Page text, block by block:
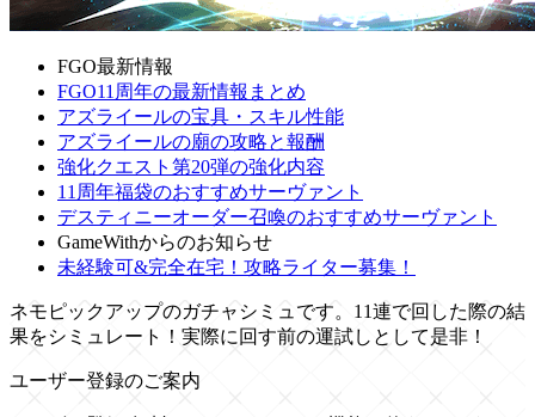
FGO最新情報
FGO11周年の最新情報まとめ
アズライールの宝具・スキル性能
アズライールの廟の攻略と報酬
強化クエスト第20弾の強化内容
11周年福袋のおすすめサーヴァント
デスティニーオーダー召喚のおすすめサーヴァント
GameWithからのお知らせ
未経験可&完全在宅！攻略ライター募集！
ネモピックアップのガチャシミュです。11連で回した際の結
果をシミュレート！実際に回す前の運試しとして是非！
ユーザー登録のご案内